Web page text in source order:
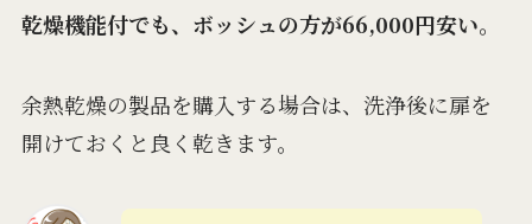
乾燥機能付でも、ボッシュの方が66,000円安い。
余熱乾燥の製品を購入する場合は、洗浄後に扉を
開けておくと良く乾きます。